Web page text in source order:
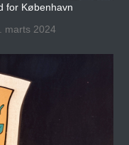
for København
marts 2024